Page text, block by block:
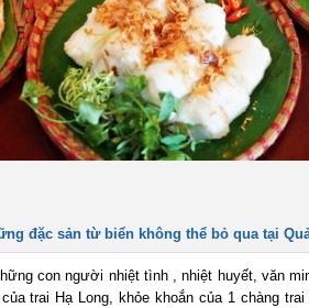
đặc sản từ biển không thể bỏ qua tại
con người nhiệt tình , nhiệt huyết, văn
trai Hạ Long, khỏe khoắn của 1 chàng trai